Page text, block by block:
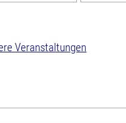
Veranstaltungen